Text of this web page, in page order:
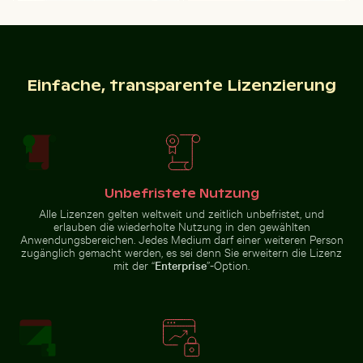
Berliner Fernsehturm bei
Sonnenuntergang an der Karl-
Schöne
Sonnenuntergangswolken mit
Seitenspiegel eines Autos mit Schnee bedeckt
Seitenspiegel eines Autos mit
Moderner Esszimmerstuhl
Moderner Esszimmerstuhl mit
Holzrückenlehne
Dramatischer Blitzschlag über ländlicher Landschaft
Wunderkerze mit
Einfache, transparente Lizenzierung
Unbefristete Nutzung
Alle Lizenzen gelten weltweit und zeitlich unbefristet, und
erlauben die wiederholte Nutzung in den gewählten
Anwendungsbereichen. Jedes Medium darf einer weiteren Person
zugänglich gemacht werden, es sei denn Sie erweitern die Lizenz
mit der “Enterprise”-Option.